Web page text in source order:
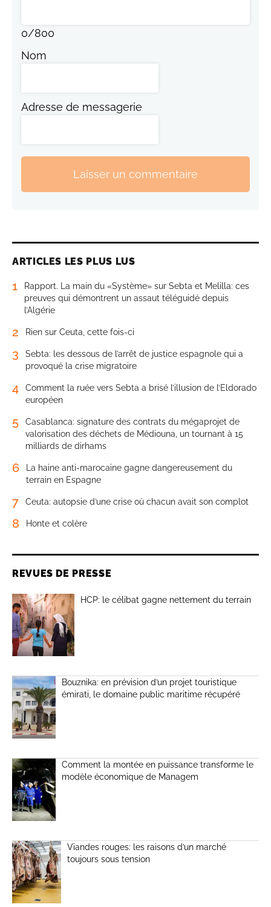
0/800
Nom
Adresse de messagerie
Laisser un commentaire
ARTICLES LES PLUS LUS
1
Rapport. La main du «Système» sur Sebta et Melilla: ces
preuves qui démontrent un assaut téléguidé depuis
l’Algérie
2 Rien sur Ceuta, cette fois-ci
3
Sebta: les dessous de l’arrêt de justice espagnole qui a
provoqué la crise migratoire
4
Comment la ruée vers Sebta a brisé l’illusion de l’Eldorado
européen
5
Casablanca: signature des contrats du mégaprojet de
valorisation des déchets de Médiouna, un tournant à 15
milliards de dirhams
6
La haine anti-marocaine gagne dangereusement du
terrain en Espagne
7 Ceuta: autopsie d’une crise où chacun avait son complot
8 Honte et colère
REVUES DE PRESSE
HCP: le célibat gagne nettement du terrain
Bouznika: en prévision d’un projet touristique
émirati, le domaine public maritime récupéré
Comment la montée en puissance transforme le
modèle économique de Managem
Viandes rouges: les raisons d’un marché
toujours sous tension